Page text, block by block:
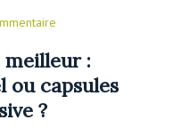
meilleur :
ou capsules
?